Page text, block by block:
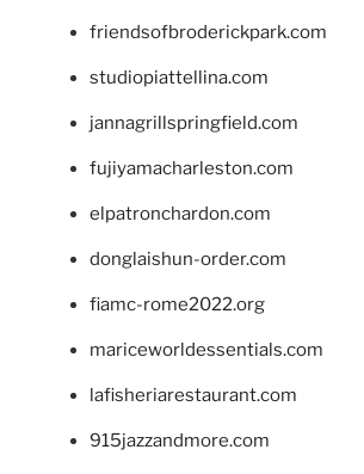
friendsofbroderickpark.com
studiopiattellina.com
jannagrillspringfield.com
fujiyamacharleston.com
elpatronchardon.com
donglaishun-order.com
fiamc-rome2022.org
mariceworldessentials.com
lafisheriarestaurant.com
915jazzandmore.com